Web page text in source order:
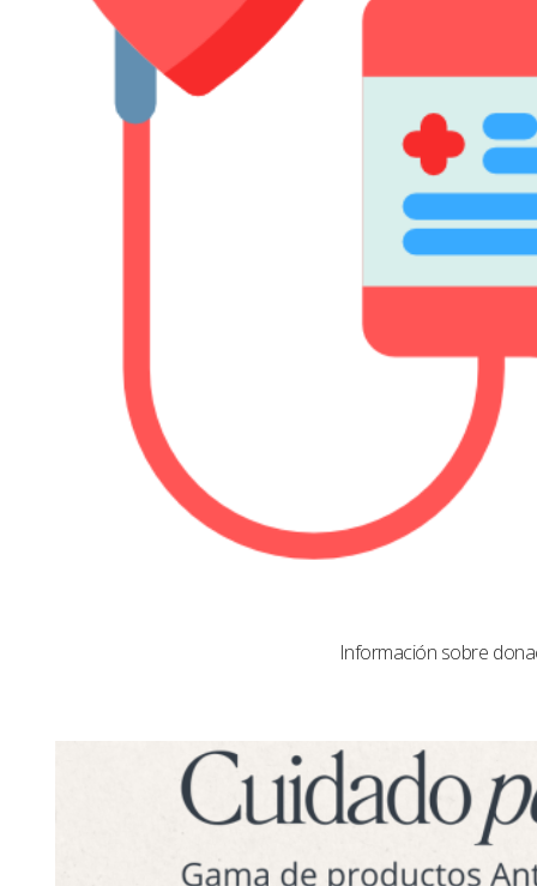
Información sobre